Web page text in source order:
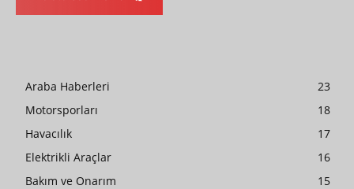
Araba Haberleri
23
Motorsporları
18
Havacılık
17
Elektrikli Araçlar
16
Bakım ve Onarım
15